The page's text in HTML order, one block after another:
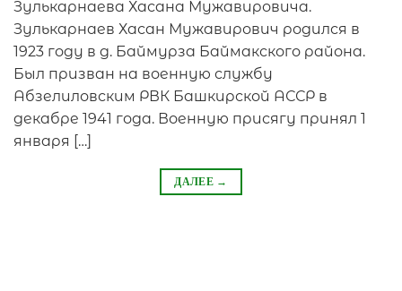
Зулькарнаева Хасана Мужавировича.
Зулькарнаев Хасан Мужавирович родился в
1923 году в д. Баймурза Баймакского района.
Был призван на военную службу
Абзелиловским РВК Башкирской АССР в
декабре 1941 года. Военную присягу принял 1
января […]
ДАЛЕЕ →